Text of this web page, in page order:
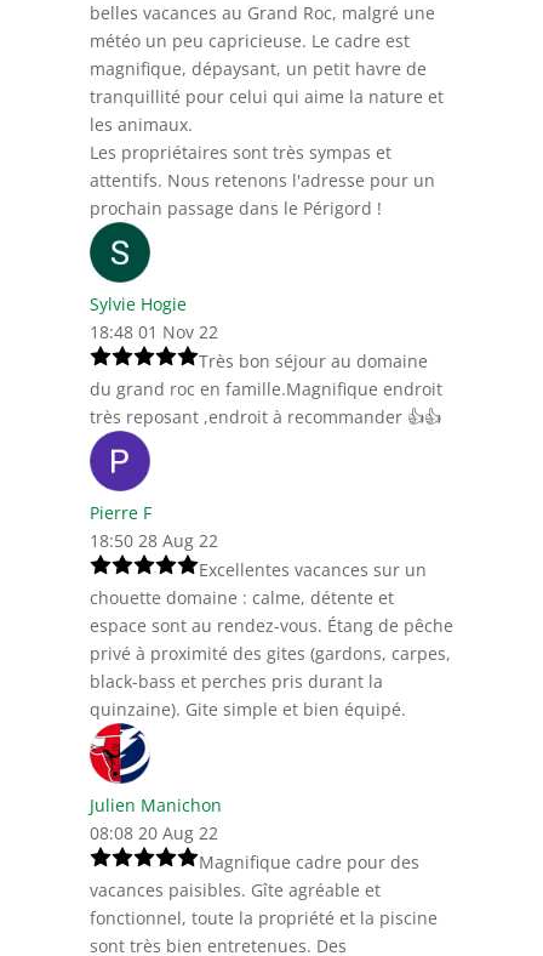
belles vacances au Grand Roc, malgré une
météo un peu capricieuse. Le cadre est
magnifique, dépaysant, un petit havre de
tranquillité pour celui qui aime la nature et
les animaux.
Les propriétaires sont très sympas et
attentifs. Nous retenons l'adresse pour un
prochain passage dans le Périgord !
Sylvie Hogie
18:48 01 Nov 22
Très bon séjour au domaine
du grand roc en famille.Magnifique endroit
très reposant ,endroit à recommander 👍👍
Pierre F
18:50 28 Aug 22
Excellentes vacances sur un
chouette domaine : calme, détente et
espace sont au rendez-vous. Étang de pêche
privé à proximité des gites (gardons, carpes,
black-bass et perches pris durant la
quinzaine). Gite simple et bien équipé.
Julien Manichon
08:08 20 Aug 22
Magnifique cadre pour des
vacances paisibles. Gîte agréable et
fonctionnel, toute la propriété et la piscine
sont très bien entretenues. Des